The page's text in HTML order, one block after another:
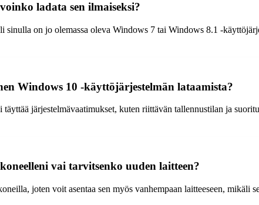
ladata sen ilmaiseksi?
on jo olemassa oleva Windows 7 tai Windows 8.1 -
Windows 10 -käyttöjärjestelmän lataamista?
järjestelmävaatimukset, kuten riittävän tallennustilan ja
vai tarvitsenko uuden laitteen?
joten voit asentaa sen myös vanhempaan laitteeseen, mikäli